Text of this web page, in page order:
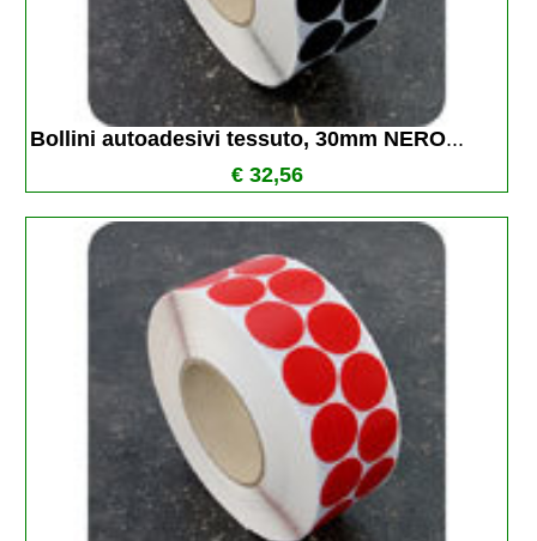
Bollini autoadesivi tessuto, 30mm NERO...
€ 32,56